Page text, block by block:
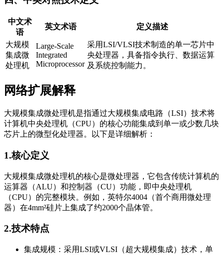
中文术
语
英文术语 定义描述
大规模
集成微
处理机
Large-Scale
Integrated
Microprocessor
采用LSI/VLSI技术制造的单一芯片中
央处理器，具备指令执行、数据运算
及系统控制能力。
网络扩展解释
大规模集成微处理机是指通过大规模集成电路（LSI）技术将
计算机中央处理机（CPU）的核心功能集成到单一或少数几块
芯片上的微型化处理器。以下是详细解析：
1.核心定义
大规模集成微处理机的核心是微处理器，它包含传统计算机的
运算器（ALU）和控制器（CU）功能，即中央处理机
（CPU）的完整模块。例如，英特尔4004（首个商用微处理
器）在4mm²硅片上集成了约2000个晶体管。
2.技术特点
集成规模：采用LSI或VLSI（超大规模集成）技术，单